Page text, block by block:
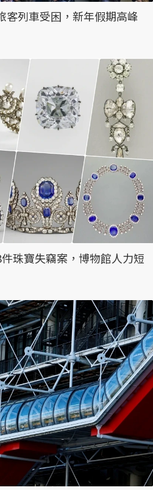
客列車受困，新年假期高峰
珠寶失竊案，博物館人力短